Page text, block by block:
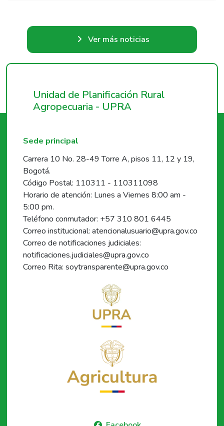
Ver más noticias
Unidad de Planificación Rural
Agropecuaria - UPRA
Sede principal
Carrera 10 No. 28-49 Torre A, pisos 11, 12 y 19,
Bogotá.
Código Postal: 110311 - 110311098
Horario de atención: Lunes a Viernes 8:00 am -
5:00 pm.
Teléfono conmutador: +57 310 801 6445
Correo institucional: atencionalusuario@upra.gov.co
Correo de notificaciones judiciales:
notificaciones.judiciales@upra.gov.co
Correo Rita: soytransparente@upra.gov.co